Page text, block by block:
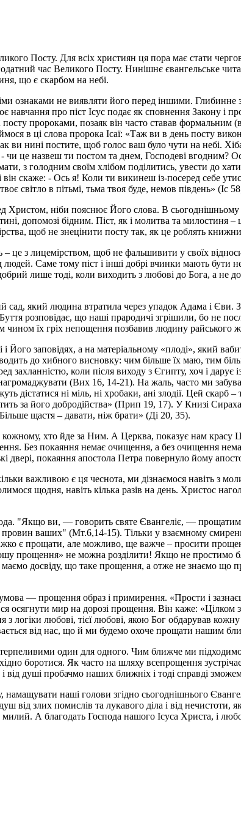
Посту. Для всіх християн ця пора має стати
час Великого Посту. Нинішнє євангельське
що є скарбом на небі.
ознаками не виявляти його перед іншими.
про піст Ісус подає як сповнення Закону і
пророками, позаяк він часто ставав формальним
в ці слова пророка Ісаї: «Таж ви в день посту
ви нині постите, щоб голос ваш було чути на небі.
чи це назвеш ти постом та днем, Господеві
з голодним своїм хлібом поділитись, увести до
він скаже: - Ось я! Коли ти викинеш із-посеред себе
світло в пітьмі, тьма твоя буде, немов південь» (Іс
Христом, ніби пояснює Його слова. В сьогоднішньому
допомозі бідним. Піст, як і молитва та милостиня
щоб не знецінити посту так, як це роблять
з лицемірством, щоб не фальшивити у своїх
Саме тому піст і інші добрі вчинки мають
лише тоді, коли виходить з любові до Бога, а не
сад, який людина втратила через упадок Адама і
розповідає, що наші прародичі згрішили, бо не
їх гріх непощення позбавив людину райського
заповідях, а на матеріальному «плоді», який
до хибного висновку: чим більше їх маю, тим
захланністю, коли після виходу з Єгипту, хоч і
(Вих 16, 14-21). На жаль, часто ми
дістатися ні міль, ні хробаки, ані злодії. Цей скарб
за його добродійства» (Прип 19, 17). У Книзі
щастя – давати, ніж брати» (Ді 20, 35).
хто йде за Ним. А Церква, показує нам красу
Без покаяння немає очищення, а без очищення
покаяння апостола Петра повернуло йому
важливою є ця чеснота, ми дізнаємося навіть з
щодня, навіть кілька разів на день. Христос
"Якщо ви, — говорить святе Євангеліє, —
ваших" (Мт.6,14-15). Тільки у взаємному
є прощати, але можливо, ще важче – просити
прощення» не можна розділити! Якщо не простимо
досвіду, що таке прощення, а отже не знаємо що
— прощення образ і примирення. «Прости і
осягнути мир на дорозі прощення. Він каже:
логіки любові, тієї любові, якою Бог обдарував
від нас, що й ми будемо охоче прощати нашим
один для одного. Чим ближче ми
боротися. Як часто на шляху всепрощення
від душі пробачмо наших ближніх і тоді справді
намащувати наші голови згідно сьогоднішнього
злих помислів та лукавого діла і від нечистоти,
милий. А благодать Господа нашого Ісуса Христа, і